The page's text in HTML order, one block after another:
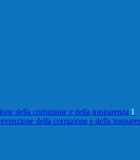
della corruzione e della trasparenza 1
della corruzione e della